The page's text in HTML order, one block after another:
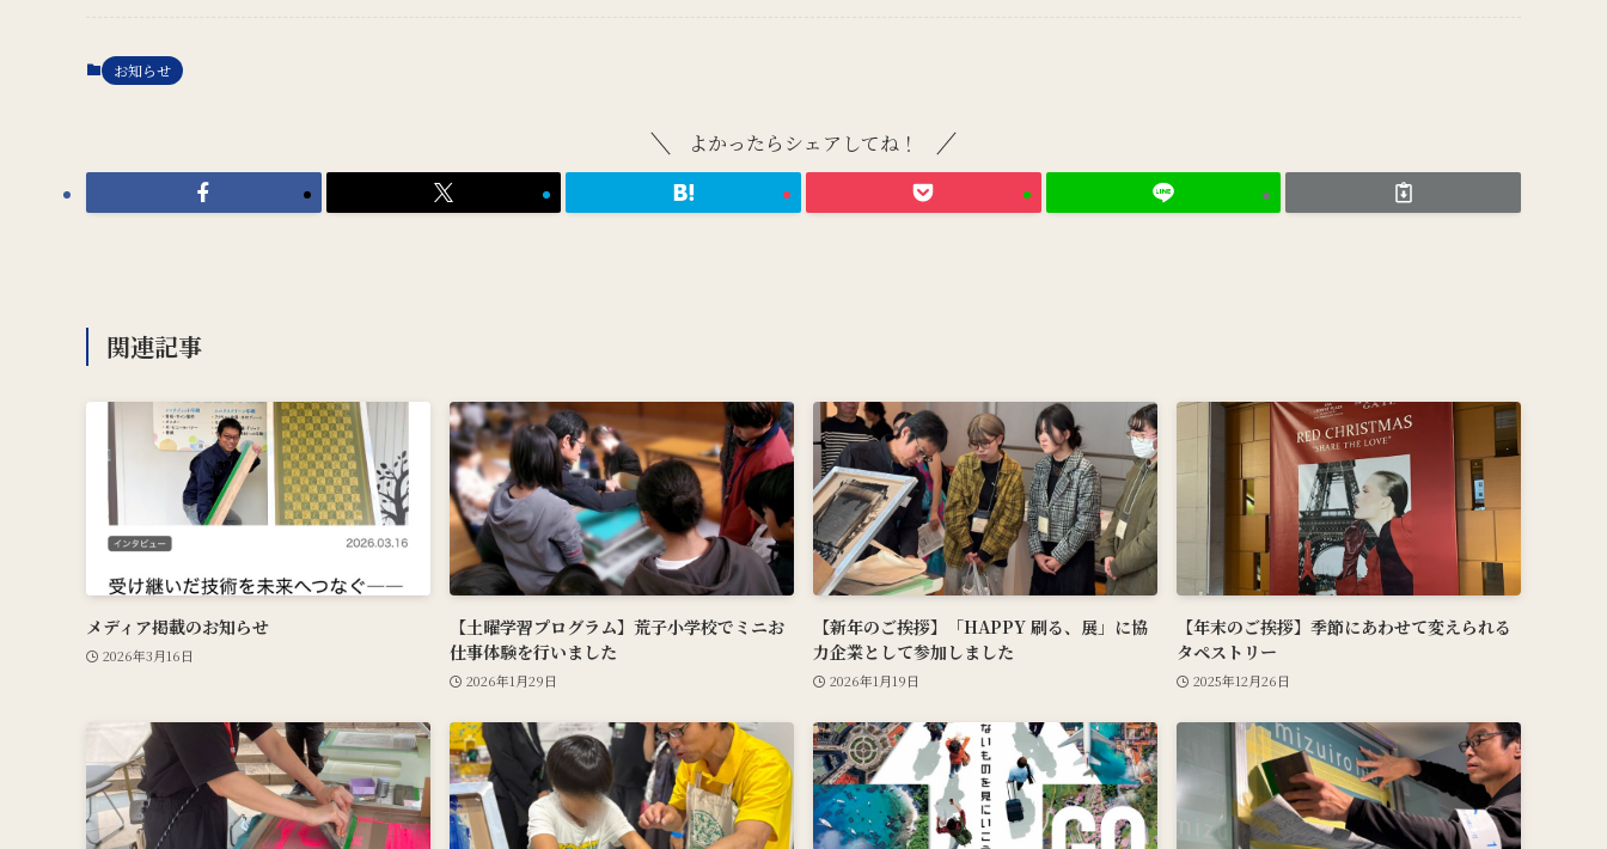
お知らせ
よかったらシェアしてね！
関連記事
メディア掲載のお知らせ
2026年3月16日
【土曜学習プログラム】荒子小学校でミニお
仕事体験を行いました
2026年1月29日
【新年のご挨拶】「HAPPY 刷る、展」に協
力企業として参加しました
2026年1月19日
【年末のご挨拶】季節にあわせて変えられる
タペストリー
2025年12月26日